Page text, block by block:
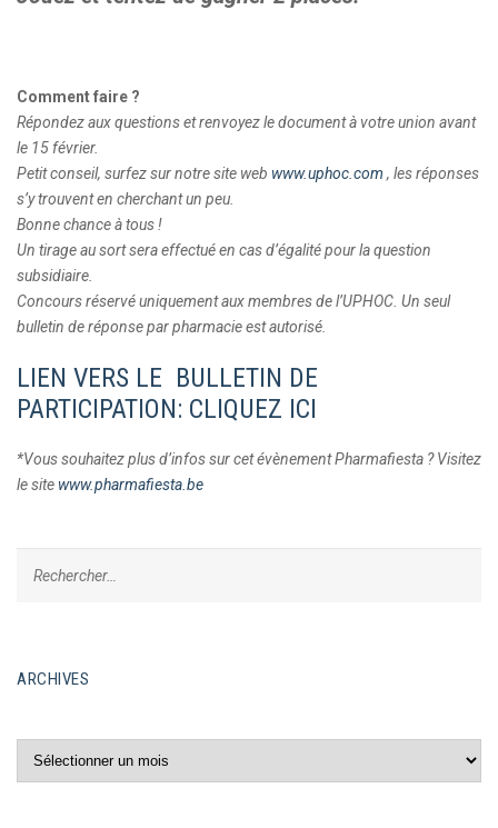
Comment faire ?
Répondez aux questions et renvoyez le document à votre union avant
le 15 février.
Petit conseil, surfez sur notre site web www.uphoc.com , les réponses
s’y trouvent en cherchant un peu.
Bonne chance à tous !
Un tirage au sort sera effectué en cas d’égalité pour la question
subsidiaire.
Concours réservé uniquement aux membres de l’UPHOC. Un seul
bulletin de réponse par pharmacie est autorisé.
LIEN VERS LE BULLETIN DE
PARTICIPATION: CLIQUEZ ICI
*Vous souhaitez plus d’infos sur cet évènement Pharmafiesta ? Visitez
le site www.pharmafiesta.be
ARCHIVES